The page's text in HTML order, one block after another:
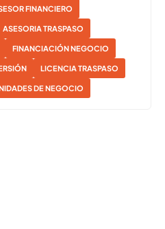
FINANCIERO
ASESORIA TRASPASO
FINANCIACIÓN NEGOCIO
LICENCIA TRASPASO
DE NEGOCIO